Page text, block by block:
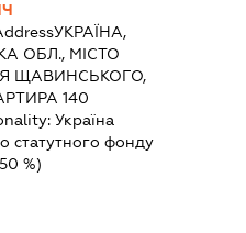
УКРАЇНА,
ОБЛ., МІСТО
ЩАВИНСЬКОГО,
140
Україна
статутного фонду
%)